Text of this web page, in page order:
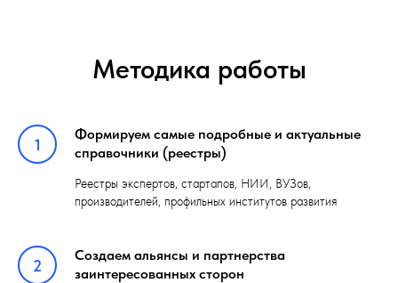
Методика работы
1
Формируем самые подробные и актуальные
справочники (реестры)
Реестры экспертов, стартапов, НИИ, ВУЗов,
производителей, профильных институтов развития
2
Создаем альянсы и партнерства
заинтересованных сторон